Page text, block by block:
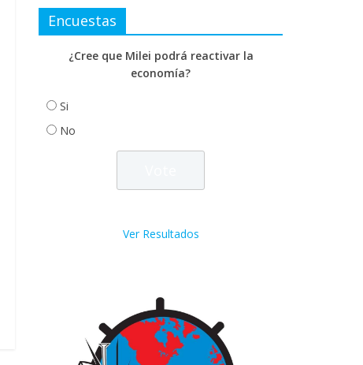
Encuestas
¿Cree que Milei podrá reactivar la
economía?
Si
No
Ver Resultados